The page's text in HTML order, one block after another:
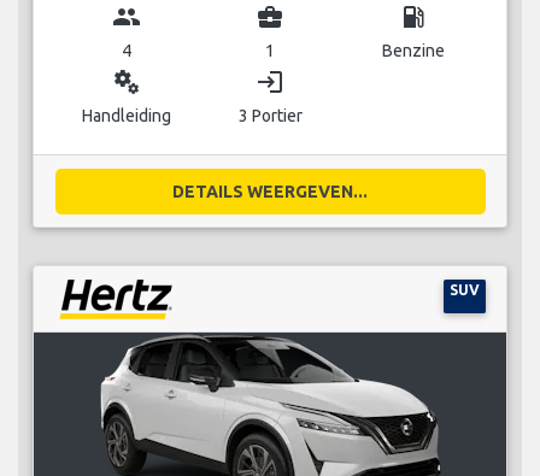
group
4
business_center
1
local_gas_station
Benzine
miscellaneous_services
Handleiding
login
3 Portier
DETAILS WEERGEVEN...
SUV